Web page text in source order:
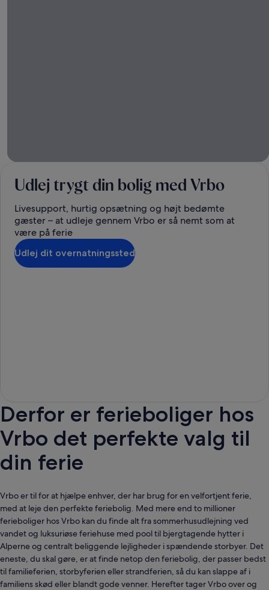
Udlej trygt din bolig med Vrbo
Livesupport, hurtig opsætning og højt bedømte
gæster – at udleje gennem Vrbo er så nemt som at
være på ferie
Udlej dit overnatningssted
Derfor er ferieboliger hos
Vrbo det perfekte valg til
din ferie
Vrbo er til for at hjælpe enhver, der har brug for en velfortjent ferie,
med at leje den perfekte feriebolig. Med mere end to millioner
ferieboliger hos Vrbo kan du finde alt fra sommerhusudlejning ved
vandet og luksuriøse feriehuse med pool til bjergtagende hytter i
Alperne og centralt beliggende lejligheder i spændende storbyer. Det
eneste, du skal gøre, er at finde netop den feriebolig, der passer bedst
til familieferien, storbyferien eller strandferien, så du kan slappe af i
familiens skød eller blandt gode venner. Herefter tager Vrbo over og